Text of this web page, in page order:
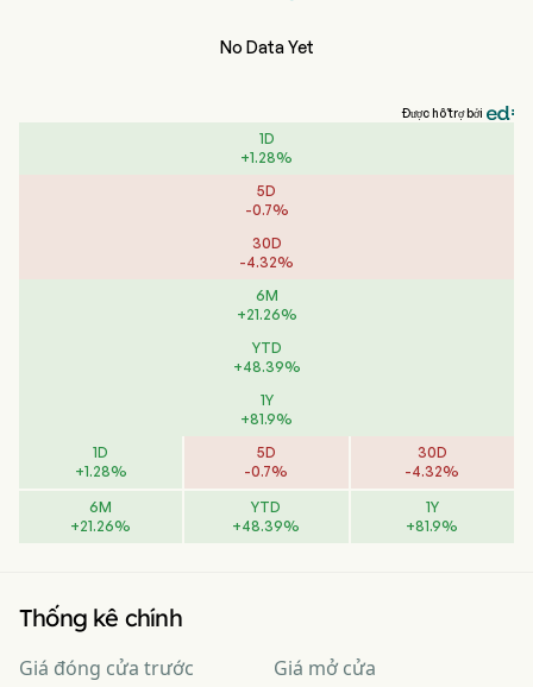
No Data Yet
Được hỗ trợ bởi
1D
+1.28%
5D
-0.7%
30D
-4.32%
6M
+21.26%
YTD
+48.39%
1Y
+81.9%
1D
+1.28%
5D
-0.7%
30D
-4.32%
6M
+21.26%
YTD
+48.39%
1Y
+81.9%
Thống kê chính
Giá đóng cửa trước Giá mở cửa